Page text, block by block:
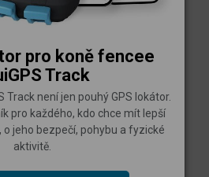
pro koně fencee
Track
Track není jen pouhý GPS lokátor.
pro každého, kdo chce mít lepší
o jeho bezpečí, pohybu a fyzické
aktivitě.
000 V při zátěži 500 ohm.